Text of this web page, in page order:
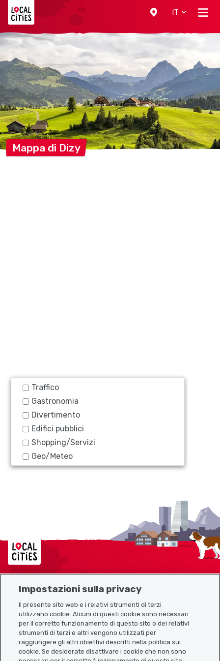
IT
Mappa di Dizy
Traffico
Gastronomia
Divertimento
Edifici pubblici
Shopping/Servizi
Geo/Meteo
Localcities
Link utili
Scarica l’app Localcities
Impostazioni sulla privacy
Il presente sito web e i relativi strumenti di terzi
utilizzano cookie. Alcuni di questi cookie sono necessari
per il corretto funzionamento di questo sito o dei relativi
strumenti di terzi e altri vengono utilizzati per
raggiungere gli altri obiettivi descritti nella politica sui
cookie. Se desiderate disattivare i cookie che non sono